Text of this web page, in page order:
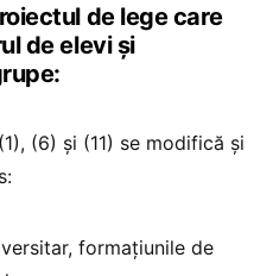
de lege care
de elevi și
(6) și (11) se modifică și
formaţiunile de